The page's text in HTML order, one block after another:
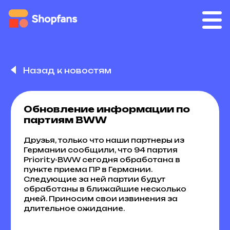
Назад к новостям
Обновление информации по
партиям BWW
Друзья, только что наши партнеры из
Германии сообщили, что 94 партия
Priority-BWW сегодня обработана в
пункте приема ПР в Германии.
Следующие за ней партии будут
обработаны в ближайшие несколько
дней. Приносим свои извинения за
длительное ожидание.